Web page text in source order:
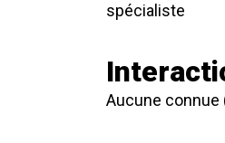
spécialiste
Aucune connue